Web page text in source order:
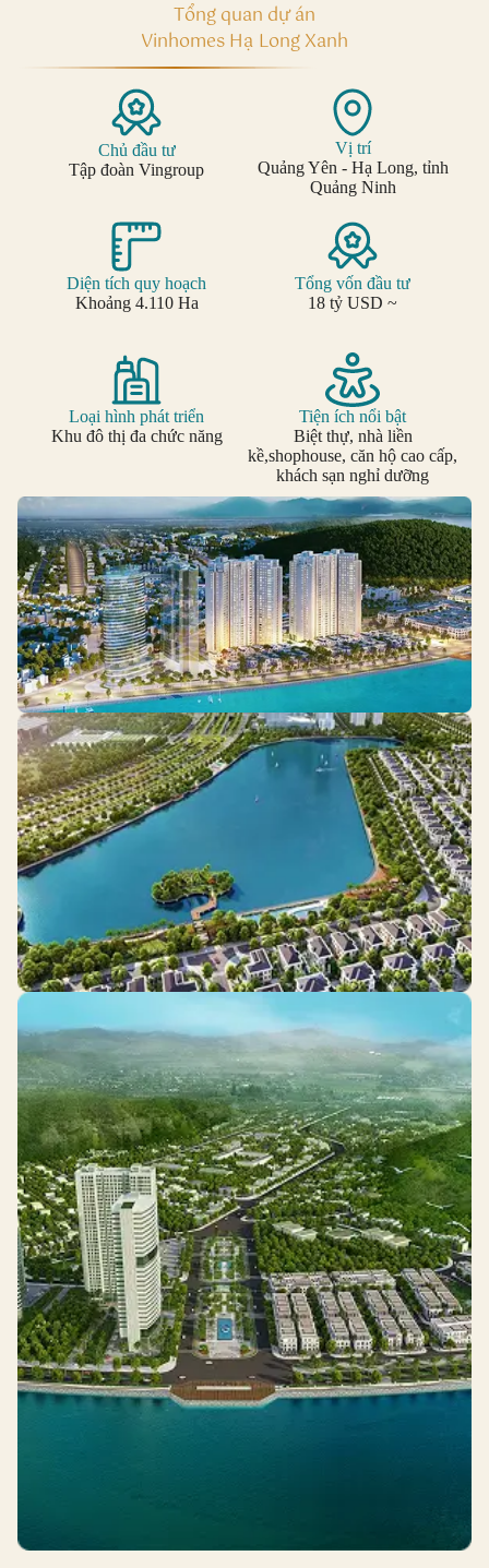
Tổng quan dự án
Vinhomes Hạ Long Xanh
Chủ đầu tư
Tập đoàn Vingroup
Vị trí
Quảng Yên - Hạ Long, tỉnh
Quảng Ninh
Diện tích quy hoạch
Khoảng 4.110 Ha
Tổng vốn đầu tư
18 tỷ USD ~
Loại hình phát triển
Khu đô thị đa chức năng
Tiện ích nổi bật
Biệt thự, nhà liền
kề,shophouse, căn hộ cao cấp,
khách sạn nghỉ dưỡng